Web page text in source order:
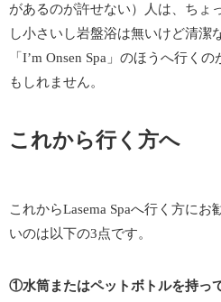
があるのが許せない）人は、ちょ
し小さいし岩盤浴は無いけど清潔
「I’m Onsen Spa」のほうへ行く
もしれません。
これから行く方へ
これからLasema Spaへ行く方にお
いのは以下の3点です。
①水筒またはペットボトルを持っ